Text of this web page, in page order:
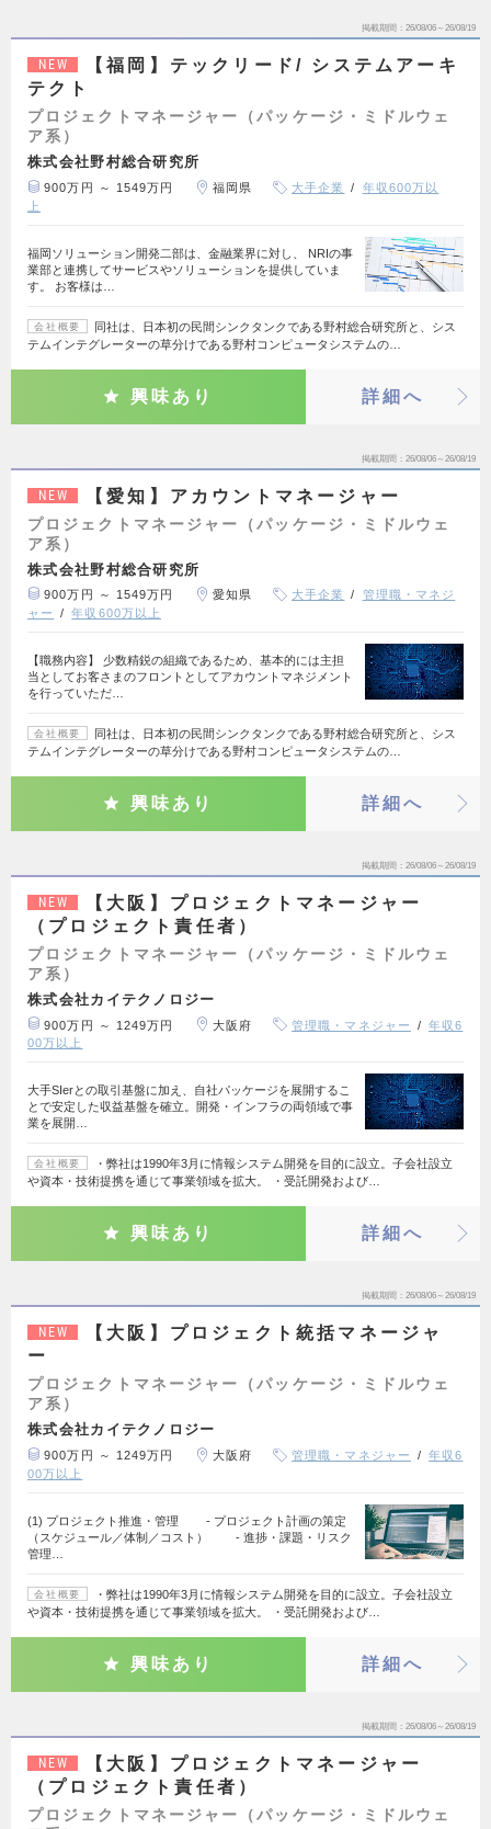
掲載期間 26/08/06～26/08/19
NEW
【福岡】テックリード/ システムアーキ
テクト
プロジェクトマネージャー（パッケージ・ミドルウェ
ア系）
株式会社野村総合研究所
900万円 ～ 1549万円 福岡県 大手企業
年収600万以
上
福岡ソリューション開発二部は、金融業界に対し、 NRIの事
業部と連携してサービスやソリューションを提供していま
す。 お客様は…
会社概要
同社は、日本初の民間シンクタンクである野村総合研究所と、シス
テムインテグレーターの草分けである野村コンピュータシステムの…
興味あり 詳細へ
掲載期間 26/08/06～26/08/19
NEW 【愛知】アカウントマネージャー
プロジェクトマネージャー（パッケージ・ミドルウェ
ア系）
株式会社野村総合研究所
900万円 ～ 1549万円 愛知県 大手企業
管理職・マネジ
ャー
年収600万以上
【職務内容】 少数精鋭の組織であるため、基本的には主担
当としてお客さまのフロントとしてアカウントマネジメント
を行っていただ…
会社概要
同社は、日本初の民間シンクタンクである野村総合研究所と、シス
テムインテグレーターの草分けである野村コンピュータシステムの…
興味あり 詳細へ
掲載期間 26/08/06～26/08/19
NEW
【大阪】プロジェクトマネージャー
（プロジェクト責任者）
プロジェクトマネージャー（パッケージ・ミドルウェ
ア系）
株式会社カイテクノロジー
900万円 ～ 1249万円 大阪府 管理職・マネジャー
年収6
00万以上
大手SIerとの取引基盤に加え、自社パッケージを展開するこ
とで安定した収益基盤を確立。開発・インフラの両領域で事
業を展開…
会社概要
・弊社は1990年3月に情報システム開発を目的に設立。子会社設立
や資本・技術提携を通じて事業領域を拡大。 ・受託開発および…
興味あり 詳細へ
掲載期間 26/08/06～26/08/19
NEW
【大阪】プロジェクト統括マネージャ
ー
プロジェクトマネージャー（パッケージ・ミドルウェ
ア系）
株式会社カイテクノロジー
900万円 ～ 1249万円 大阪府 管理職・マネジャー
年収6
00万以上
(1) プロジェクト推進・管理 - プロジェクト計画の策定
（スケジュール／体制／コスト） - 進捗・課題・リスク
管理…
会社概要
・弊社は1990年3月に情報システム開発を目的に設立。子会社設立
や資本・技術提携を通じて事業領域を拡大。 ・受託開発および…
興味あり 詳細へ
掲載期間 26/08/06～26/08/19
NEW
【大阪】プロジェクトマネージャー
（プロジェクト責任者）
プロジェクトマネージャー（パッケージ・ミドルウェ